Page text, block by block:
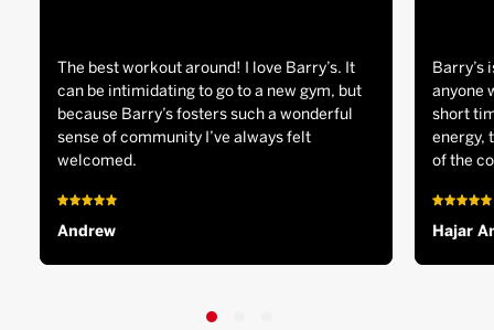
The best workout around! I love Barry’s. It
can be intimidating to go to a new gym, but
because Barry’s fosters such a wonderful
sense of community I’ve always felt
welcomed.
Andrew
Barry’s
anyone
short
energy,
of the
Hajar